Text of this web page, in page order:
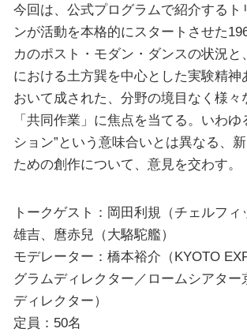
今回は、公式プログラムで紹介するト
ンが活動を本格的にスタートさせた
カのポスト・モダン・ダンスの状況と
における土方巽を中心とした実験精神
おいて成された、分野の境目なく様々
「共同作業」に焦点を当てる。いわゆ
ション”という意味合いとは異なる、
ための創作について、意見を交わす。
トークゲスト：岡田利規（チェルフィ
雄吉、麿赤兒（大駱駝艦）
モデレーター：橋本裕介（KYOTO
グラムディレクター／ロームシアター
ディレクター）
定員：50名